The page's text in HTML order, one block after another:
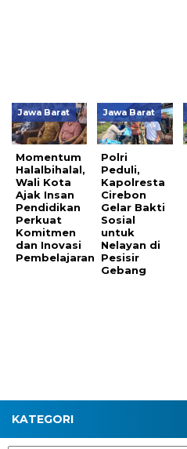
Jawa Barat
Momentum
Halalbihalal,
Wali Kota
Ajak Insan
Pendidikan
Perkuat
Komitmen
dan Inovasi
Pembelajaran
Jawa Barat
Polri
Peduli,
Kapolresta
Cirebon
Gelar Bakti
Sosial
untuk
Nelayan di
Pesisir
Gebang
KATEGORI